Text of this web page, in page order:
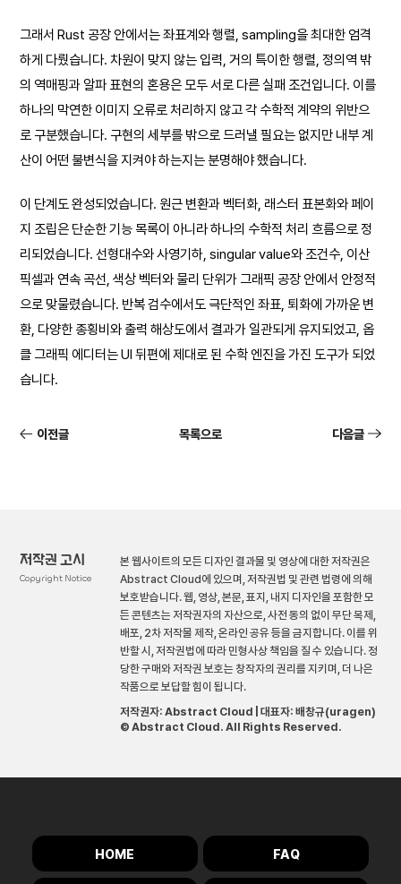
그래서 Rust 공장 안에서는 좌표계와 행렬, sampling을 최대한 엄격
하게 다뤘습니다. 차원이 맞지 않는 입력, 거의 특이한 행렬, 정의역 밖
의 역매핑과 알파 표현의 혼용은 모두 서로 다른 실패 조건입니다. 이를
하나의 막연한 이미지 오류로 처리하지 않고 각 수학적 계약의 위반으
로 구분했습니다. 구현의 세부를 밖으로 드러낼 필요는 없지만 내부 계
산이 어떤 불변식을 지켜야 하는지는 분명해야 했습니다.
이 단계도 완성되었습니다. 원근 변환과 벡터화, 래스터 표본화와 페이
지 조립은 단순한 기능 목록이 아니라 하나의 수학적 처리 흐름으로 정
리되었습니다. 선형대수와 사영기하, singular value와 조건수, 이산
픽셀과 연속 곡선, 색상 벡터와 물리 단위가 그래픽 공장 안에서 안정적
으로 맞물렸습니다. 반복 검수에서도 극단적인 좌표, 퇴화에 가까운 변
환, 다양한 종횡비와 출력 해상도에서 결과가 일관되게 유지되었고, 옵
클 그래픽 에디터는 UI 뒤편에 제대로 된 수학 엔진을 가진 도구가 되었
습니다.
이전글 목록으로 다음글
저작권 고시
Copyright Notice
본 웹사이트의 모든 디자인 결과물 및 영상에 대한 저작권은
Abstract Cloud에 있으며, 저작권법 및 관련 법령에 의해
보호받습니다. 웹, 영상, 본문, 표지, 내지 디자인을 포함한 모
든 콘텐츠는 저작권자의 자산으로, 사전 동의 없이 무단 복제,
배포, 2차 저작물 제작, 온라인 공유 등을 금지합니다. 이를 위
반할 시, 저작권법에 따라 민형사상 책임을 질 수 있습니다. 정
당한 구매와 저작권 보호는 창작자의 권리를 지키며, 더 나은
작품으로 보답할 힘이 됩니다.
저작권자: Abstract Cloud | 대표자: 배창규(uragen)
© Abstract Cloud. All Rights Reserved.
HOME FAQ